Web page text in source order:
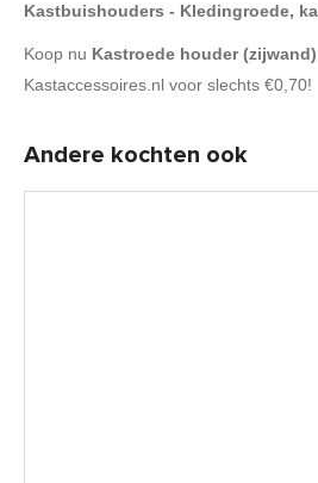
Kastbuishouders - Kledingroede,
Koop nu Kastroede houder (zijwand)
Kastaccessoires.nl voor slechts €0,70!
Andere kochten ook